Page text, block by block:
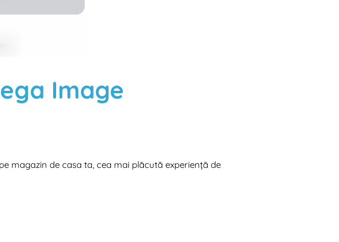
Image
magazin de casa ta, cea mai plăcută experiență de